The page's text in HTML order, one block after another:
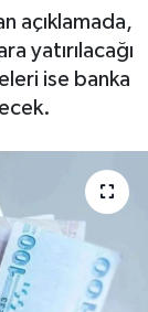
açıklamada,
yatırılacağı
ise banka